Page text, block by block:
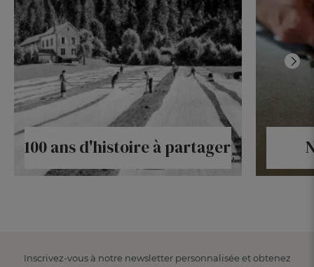
100 ans d'histoire à partager
Inscrivez-vous à notre newsletter personnalisée et obtenez